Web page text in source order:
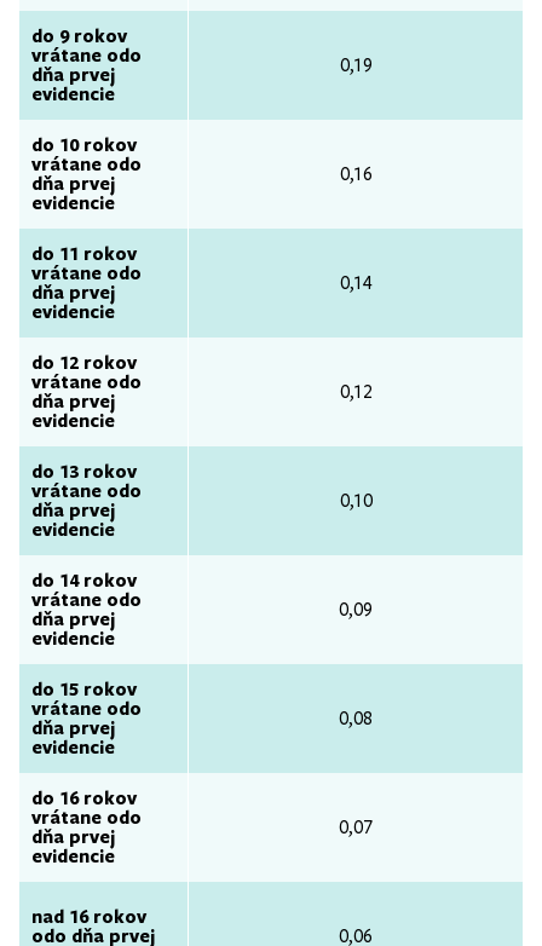
do 9 rokov
vrátane odo
dňa prvej
evidencie
do 10 rokov
vrátane odo
dňa prvej
evidencie
do 11 rokov
vrátane odo
dňa prvej
evidencie
do 12 rokov
vrátane odo
dňa prvej
evidencie
do 13 rokov
vrátane odo
dňa prvej
evidencie
do 14 rokov
vrátane odo
dňa prvej
evidencie
do 15 rokov
vrátane odo
dňa prvej
evidencie
do 16 rokov
vrátane odo
dňa prvej
evidencie
nad 16 rokov
odo dňa prvej
0,19
0,16
0,14
0,12
0,10
0,09
0,08
0,07
0,06